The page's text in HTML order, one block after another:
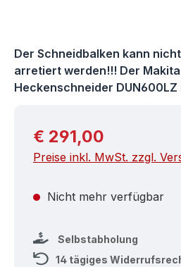
Der Schneidbalken kann
arretiert werden!!! Der
Heckenschneider
Regulärer Preis:
€ 291,00
Preise inkl. MwSt. zzgl.
Nicht mehr verfügbar
Selbstabholung
14 tägiges